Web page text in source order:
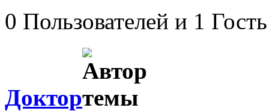
0 Пользователей и 1
Доктор